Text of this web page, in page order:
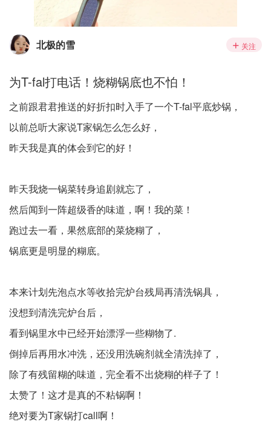
北极的雪 关注
为T-fal打电话！烧糊锅底也不怕！
之前跟君君推送的好折扣时入手了一个T-fal平底炒锅，
以前总听大家说T家锅怎么怎么好，
昨天我是真的体会到它的好！
昨天我烧一锅菜转身追剧就忘了，
然后闻到一阵超级香的味道，啊！我的菜！
跑过去一看，果然底部的菜烧糊了，
锅底更是明显的糊底。
本来计划先泡点水等收拾完炉台残局再清洗锅具，
没想到清洗完炉台后，
看到锅里水中已经开始漂浮一些糊物了.
倒掉后再用水冲洗，还没用洗碗剂就全清洗掉了，
除了有残留糊的味道，完全看不出烧糊的样子了！
太赞了！这才是真的不粘锅啊！
绝对要为T家锅打call啊！